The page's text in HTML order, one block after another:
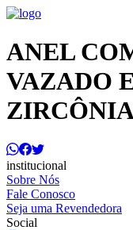
ANEL
VAZADO
institucional
Sobre Nós
Fale Conosco
Seja uma Revendedora
Social